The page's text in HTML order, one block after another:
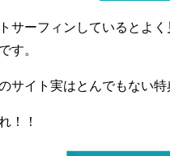
サーフィンしているとよ
す。
サイト実はとんでもない特
！！